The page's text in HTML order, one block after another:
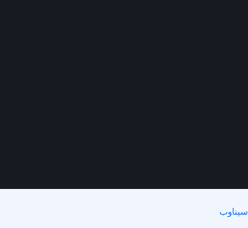
سیناوب